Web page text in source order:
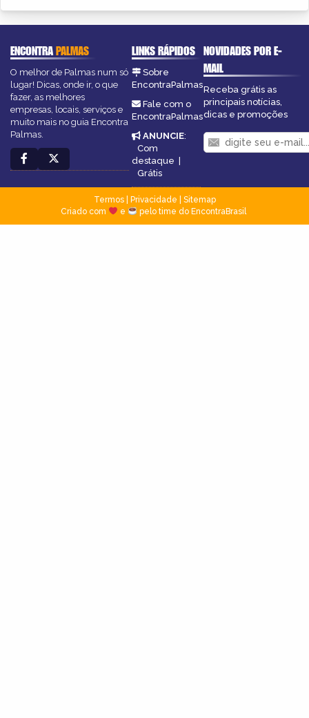
ENCONTRAPALMAS
O melhor de Palmas num só
lugar! Dicas, onde ir, o que
fazer, as melhores
empresas, locais, serviços e
muito mais no guia Encontra
Palmas.
LINKS RÁPIDOS
Sobre
EncontraPalmas
Fale com o
EncontraPalmas
ANUNCIE:
Com
destaque
Grátis
NOVIDADES POR E-
MAIL
Receba grátis as
principais notícias,
dicas e promoções
Termos| Privacidade
Sitemap
Criado com
e pelo time do EncontraBrasil